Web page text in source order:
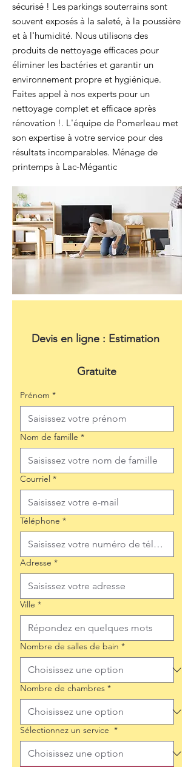
sécurisé ! Les parkings souterrains sont
souvent exposés à la saleté, à la poussière
et à l'humidité. Nous utilisons des
produits de nettoyage efficaces pour
éliminer les bactéries et garantir un
environnement propre et hygiénique.
Faites appel à nos experts pour un
nettoyage complet et efficace après
rénovation !. L'équipe de Pomerleau met
son expertise à votre service pour des
résultats incomparables. Ménage de
printemps à Lac-Mégantic
Devis en ligne : Estimation
Gratuite
Prénom *
Nom de famille *
Courriel *
Téléphone *
Adresse *
Ville *
Nombre de salles de bain *
Nombre de chambres *
Sélectionnez un service *